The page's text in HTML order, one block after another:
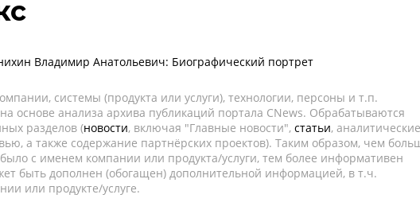
Владимир Анатольевич: Биографический портрет
системы (продукта или услуги), технологии, персоны и т.п.
основе анализа архива публикаций портала CNews. Обрабатываются
разделов (новости, включая "Главные новости", статьи, аналитические
а также содержание партнёрских проектов). Таким образом, чем
с именем компании или продукта/услуги, тем более информативен
быть дополнен (обогащен) дополнительной информацией, в т.ч.
или продукте/услуге.